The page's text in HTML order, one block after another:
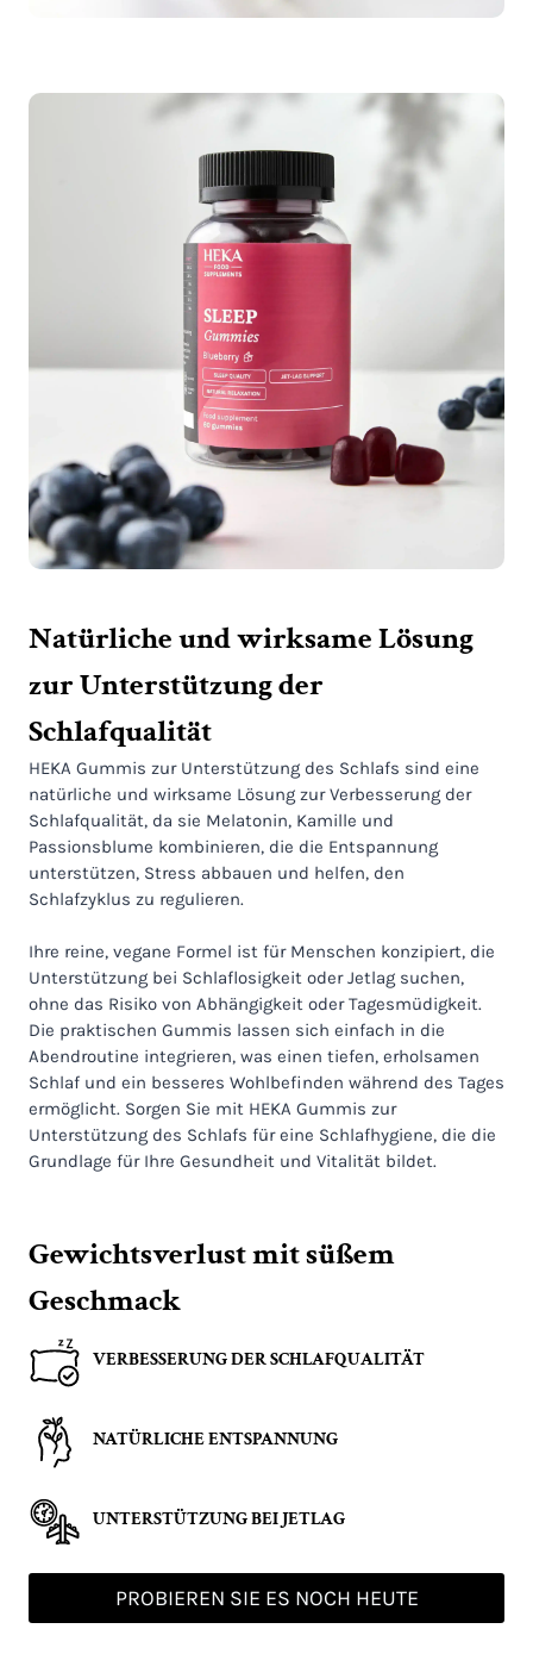
Natürliche und wirksame Lösung
zur Unterstützung der
Schlafqualität
HEKA Gummis zur Unterstützung des Schlafs sind eine
natürliche und wirksame Lösung zur Verbesserung der
Schlafqualität, da sie Melatonin, Kamille und
Passionsblume kombinieren, die die Entspannung
unterstützen, Stress abbauen und helfen, den
Schlafzyklus zu regulieren.
Ihre reine, vegane Formel ist für Menschen konzipiert, die
Unterstützung bei Schlaflosigkeit oder Jetlag suchen,
ohne das Risiko von Abhängigkeit oder Tagesmüdigkeit.
Die praktischen Gummis lassen sich einfach in die
Abendroutine integrieren, was einen tiefen, erholsamen
Schlaf und ein besseres Wohlbefinden während des Tages
ermöglicht. Sorgen Sie mit HEKA Gummis zur
Unterstützung des Schlafs für eine Schlafhygiene, die die
Grundlage für Ihre Gesundheit und Vitalität bildet.
Gewichtsverlust mit süßem
Geschmack
VERBESSERUNG DER SCHLAFQUALITÄT
NATÜRLICHE ENTSPANNUNG
UNTERSTÜTZUNG BEI JETLAG
PROBIEREN SIE ES NOCH HEUTE